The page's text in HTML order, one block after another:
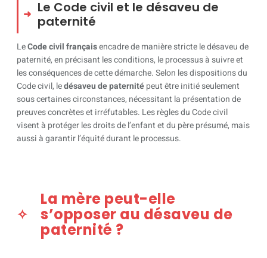
Le Code civil et le désaveu de
paternité
LeCode civil françaisencadre de manière stricte le désaveu de
paternité, en précisant les conditions, le processus à suivre et
les conséquences de cette démarche. Selon les dispositions du
Code civil, ledésaveu de paternitépeut être initié seulement
sous certaines circonstances, nécessitant la présentation de
preuves concrètes et irréfutables. Les règles du Code civil
visent à protéger les droits de l’enfant et du père présumé, mais
aussi à garantir l’équité durant le processus.
La mère peut-elle
s’opposer au désaveu de
paternité ?